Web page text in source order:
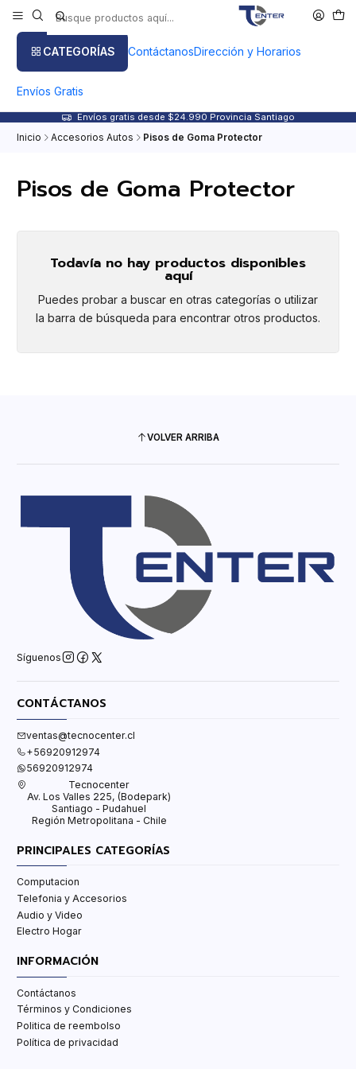
CATEGORÍAS ContáctanosDirección y Horarios
Envíos Gratis
Envíos gratis desde $24.990 Provincia Santiago
Inicio Accesorios Autos Pisos de Goma Protector
Pisos de Goma Protector
Todavía no hay productos disponibles
aquí
Puedes probar a buscar en otras categorías o utilizar
la barra de búsqueda para encontrar otros productos.
VOLVER ARRIBA
Síguenos
CONTÁCTANOS
ventas@tecnocenter.cl
+56920912974
56920912974
Tecnocenter
Av. Los Valles 225, (Bodepark)
Santiago - Pudahuel
Región Metropolitana - Chile
PRINCIPALES CATEGORÍAS
Computacion
Telefonia y Accesorios
Audio y Video
Electro Hogar
INFORMACIÓN
Contáctanos
Términos y Condiciones
Politica de reembolso
Política de privacidad